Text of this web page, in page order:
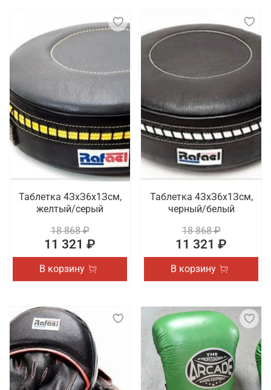
Таблетка 4ЗхЗ6х1Зсм,
желтый/серый
18 868 ₽
11 321 ₽
В корзину
Таблетка 4ЗхЗ6х1Зсм,
черный/белый
18 868 ₽
11 321 ₽
В корзину